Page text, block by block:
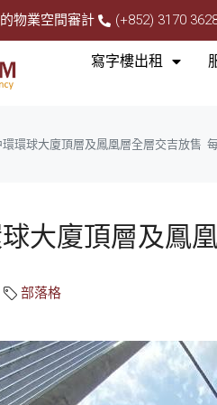
物業空間審計 (+852) 3170
寫字樓出租
環環球大廈頂層及鳳凰層全層交吉放售
大廈頂層及鳳
部落格